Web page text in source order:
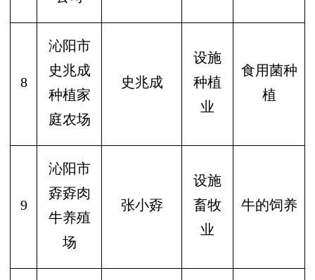
8
沁阳市
史兆成
种植家
庭农场
史兆成
设施
种植
业
食用菌种
植
9
沁阳市
孬孬肉
牛养殖
场
张小孬
设施
畜牧
业
牛的饲养